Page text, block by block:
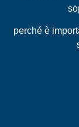
perché è